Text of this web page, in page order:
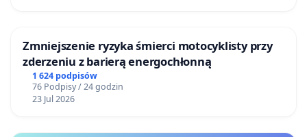
Zmniejszenie ryzyka śmierci motocyklisty przy
zderzeniu z barierą energochłonną
1 624 podpisów
76 Podpisy / 24 godzin
23 Jul 2026